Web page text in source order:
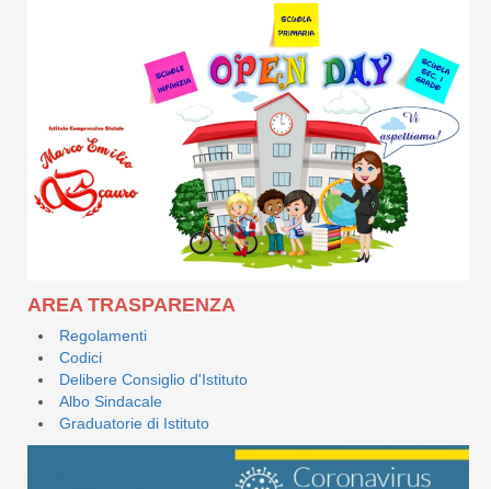
AREA TRASPARENZA
Regolamenti
Codici
Delibere Consiglio d'Istituto
Albo Sindacale
Graduatorie di Istituto